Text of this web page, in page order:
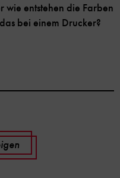
entstehen die Farben
bei einem Drucker?